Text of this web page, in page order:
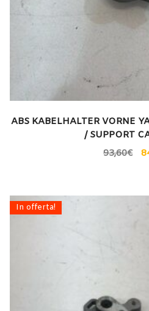
ABS KABELHALTER VORNE
/ SUPPORT
93,60€
In offerta!